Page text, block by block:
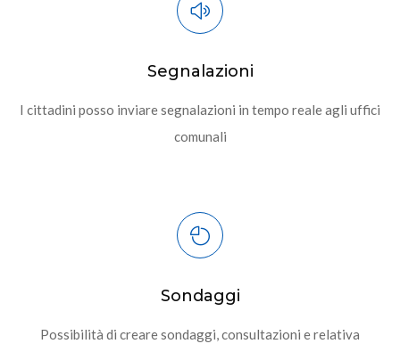
Segnalazioni
I cittadini posso inviare segnalazioni in tempo reale agli uffici
comunali
Sondaggi
Possibilità di creare sondaggi, consultazioni e relativa